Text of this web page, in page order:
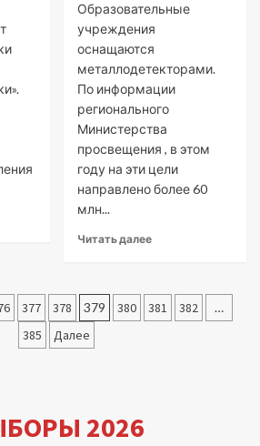
Образовательные
учреждения
оснащаются
металлодетекторами.
По информации
регионального
Министерства
просвещения , в этом
году на эти цели
направлено более 60
млн...
Читать далее
377 378 379 380 381 382 …
385 Далее
2026